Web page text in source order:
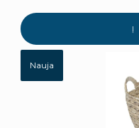
Į
Nauja